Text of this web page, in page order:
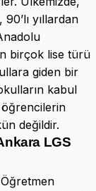
yıllardan
birçok lise türü
giden bir
kabul
öğrencilerin
değildir.
LGS